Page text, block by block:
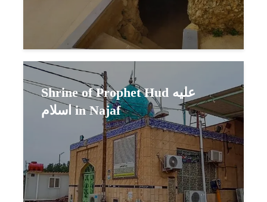
Shrine of Prophet Hud عليه
اسلام in Najaf